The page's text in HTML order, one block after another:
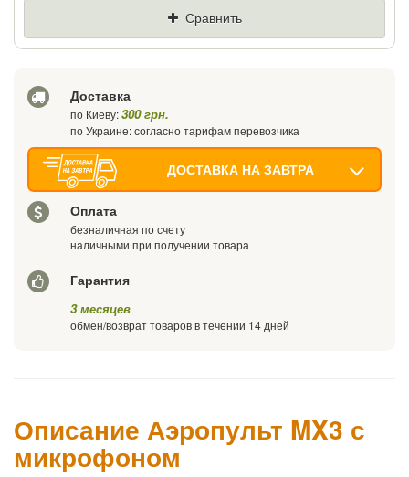
Сравнить
Доставка
по Киеву:300 грн.
по Украине: согласно тарифам перевозчика
ДОСТАВКА НА ЗАВТРА
Оплата
безналичная по счету
наличными при получении товара
Гарантия
3 месяцев
обмен/возврат товаров в течении 14 дней
Описание Аэропульт MX3 с
микрофоном